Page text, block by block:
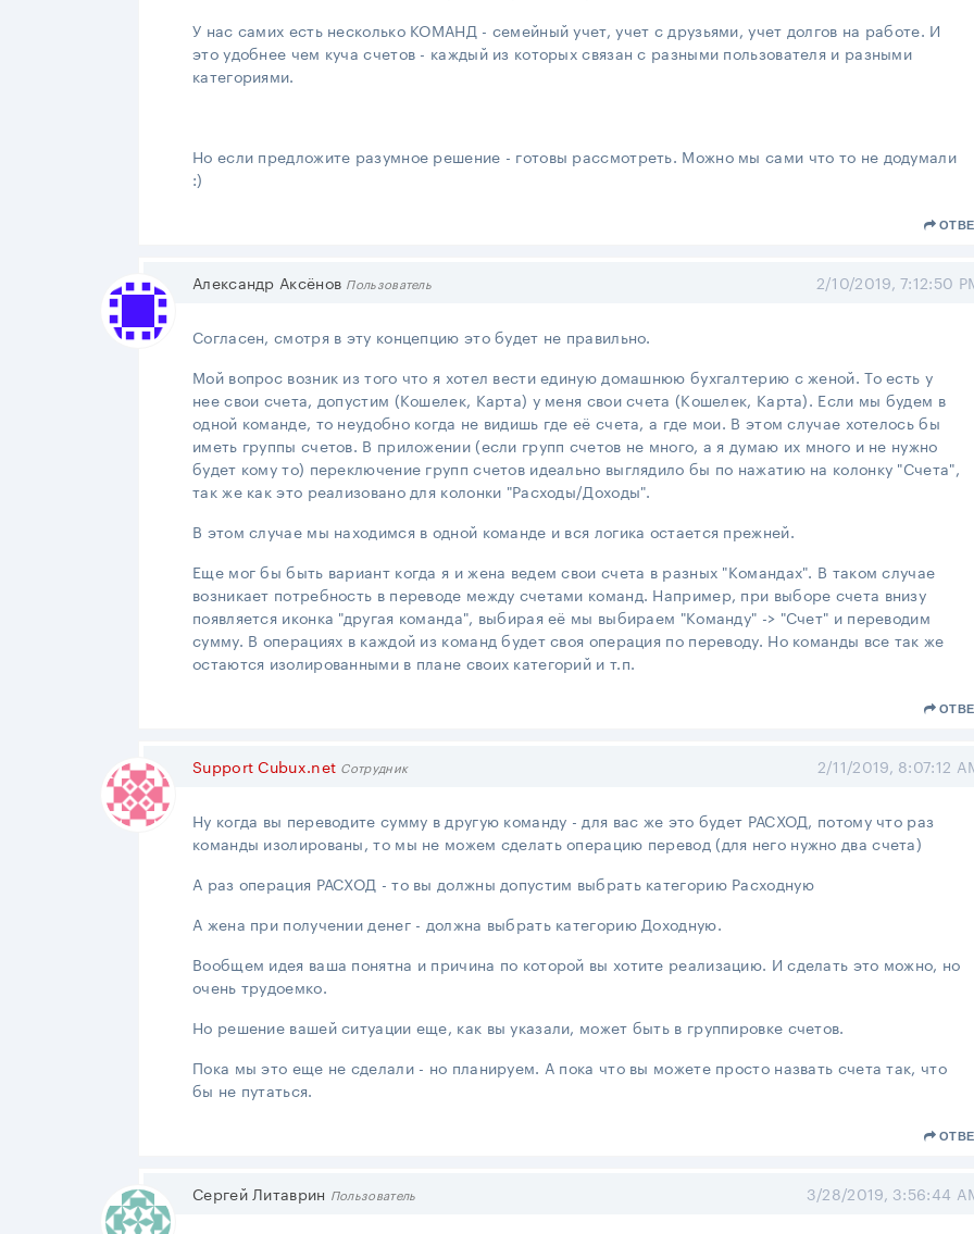
У нас самих есть несколько КОМАНД - семейный учет, учет с друзьями, учет долгов на работе. И
это удобнее чем куча счетов - каждый из которых связан с разными пользователя и разными
категориями.
Но если предложите разумное решение - готовы рассмотреть. Можно мы сами что то не додумали
:)
Александр Аксёнов Пользователь 2/10/2019, 7:12:50
Согласен, смотря в эту концепцию это будет не правильно.
Мой вопрос возник из того что я хотел вести единую домашнюю бухгалтерию с женой. То есть у
нее свои счета, допустим (Кошелек, Карта) у меня свои счета (Кошелек, Карта). Если мы будем в
одной команде, то неудобно когда не видишь где её счета, а где мои. В этом случае хотелось бы
иметь группы счетов. В приложении (если групп счетов не много, а я думаю их много и не нужно
будет кому то) переключение групп счетов идеально выглядило бы по нажатию на колонку "Счета",
так же как это реализовано для колонки "Расходы/Доходы".
В этом случае мы находимся в одной команде и вся логика остается прежней.
Еще мог бы быть вариант когда я и жена ведем свои счета в разных "Командах". В таком случае
возникает потребность в переводе между счетами команд. Например, при выборе счета внизу
появляется иконка "другая команда", выбирая её мы выбираем "Команду" -> "Счет" и переводим
сумму. В операциях в каждой из команд будет своя операция по переводу. Но команды все так же
остаются изолированными в плане своих категорий и т.п.
Support Cubux.net Сотрудник 2/11/2019, 8:07:12
Ну когда вы переводите сумму в другую команду - для вас же это будет РАСХОД, потому что раз
команды изолированы, то мы не можем сделать операцию перевод (для него нужно два счета)
А раз операция РАСХОД - то вы должны допустим выбрать категорию Расходную
А жена при получении денег - должна выбрать категорию Доходную.
Вообщем идея ваша понятна и причина по которой вы хотите реализацию. И сделать это можно, но
очень трудоемко.
Но решение вашей ситуации еще, как вы указали, может быть в группировке счетов.
Пока мы это еще не сделали - но планируем. А пока что вы можете просто назвать счета так, что
бы не путаться.
Сергей Литаврин Пользователь 3/28/2019, 3:56:44